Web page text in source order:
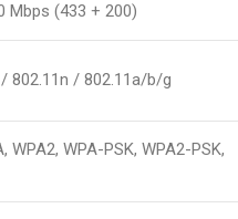
Mbps (433 + 200)
802.11n / 802.11a/b/g
WPA2, WPA-PSK, WPA2-PSK,